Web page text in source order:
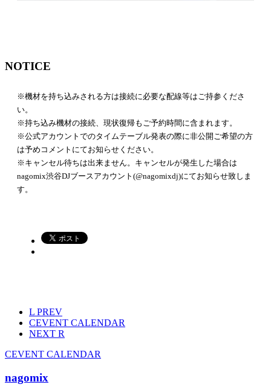
NOTICE
※機材を持ち込みされる方は接続に必要な配線等はご持参くださ
い。
※持ち込み機材の接続、現状復帰もご予約時間に含まれます。
※公式アカウントでのタイムテーブル発表の際に非公開ご希望の方
は予めコメントにてお知らせください。
※キャンセル待ちは出来ません。キャンセルが発生した場合は
nagomix渋谷DJブースアカウント(@nagomixdj)にてお知らせ致しま
す。
L PREV
CEVENT CALENDAR
NEXT R
CEVENT CALENDAR
nagomix